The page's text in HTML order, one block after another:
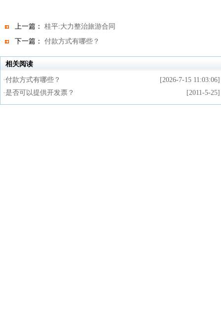
上一篇： 桂平:大力整治旅游合同
下一篇： 付款方式有哪些？
相关阅读
·付款方式有哪些？
[2026-7-15 11:03:06]
·是否可以提供开发票？ [2011-5-25]